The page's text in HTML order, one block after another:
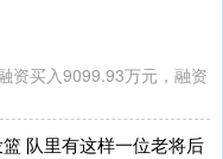
数证券投资基金募集期提
25日证监许可〔2
抢七, 杜兰特将复出, 老